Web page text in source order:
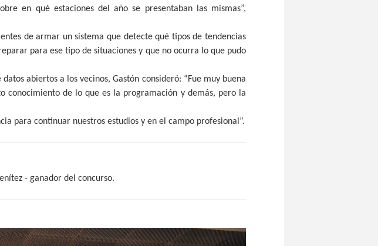
en qué estaciones del año se presentaban las mismas”,
de armar un sistema que detecte qué tipos de tendencias
para ese tipo de situaciones y que no ocurra lo que pudo
abiertos a los vecinos, Gastón consideró: “Fue muy buena
conocimiento de lo que es la programación y demás, pero la
para continuar nuestros estudios y en el campo profesional”.
- ganador del concurso.